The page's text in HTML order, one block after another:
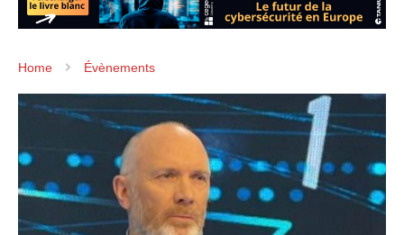
Home Évènements